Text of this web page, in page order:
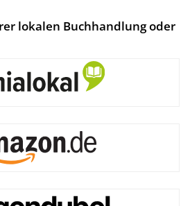
lokalen Buchhandlung oder